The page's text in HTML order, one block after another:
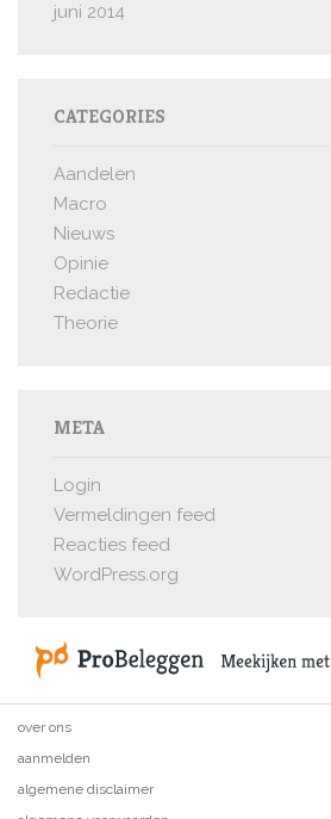
juni 2014
CATEGORIES
Aandelen
Macro
Nieuws
Opinie
Redactie
Theorie
META
Login
Vermeldingen feed
Reacties feed
WordPress.org
over ons
aanmelden
algemene disclaimer